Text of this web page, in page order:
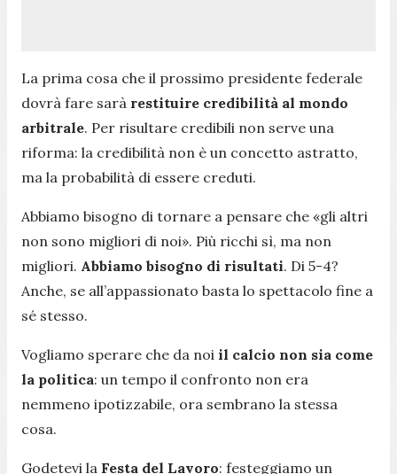
La prima cosa che il prossimo presidente federale
dovrà fare sarà restituire credibilità al mondo
arbitrale. Per risultare credibili non serve una
riforma: la credibilità non è un concetto astratto,
ma la probabilità di essere creduti.
Abbiamo bisogno di tornare a pensare che «gli altri
non sono migliori di noi». Più ricchi sì, ma non
migliori. Abbiamo bisogno di risultati. Di 5-4?
Anche, se all’appassionato basta lo spettacolo fine a
sé stesso.
Vogliamo sperare che da noi il calcio non sia come
la politica: un tempo il confronto non era
nemmeno ipotizzabile, ora sembrano la stessa
cosa.
Godetevi la Festa del Lavoro: festeggiamo un